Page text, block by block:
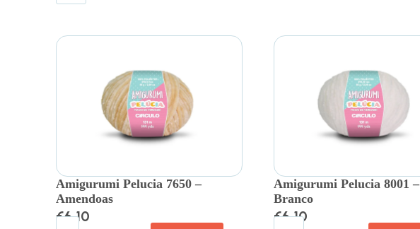
Amigurumi Pelucia 7650 –
Amendoas
€6.10
Amigurumi Pelucia 8001 –
Branco
€6.10